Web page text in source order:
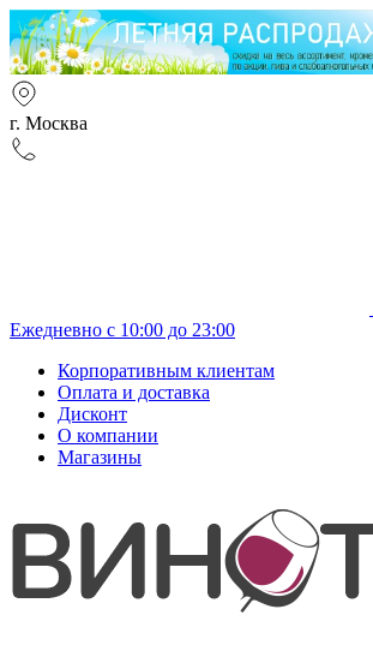
г. Москва
Ежедневно с 10:00 до 23:00
Корпоративным клиентам
Оплата и доставка
Дисконт
О компании
Магазины